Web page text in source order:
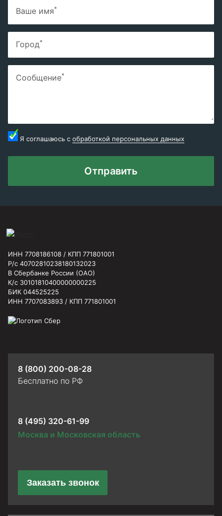
Ваше имя*
Город*
Сообщение*
Я соглашаюсь с обработкой персональных данных
Отправить
ИНН 7708186108 / КПП 771801001
Р/с 40702810238180132023
В Сбербанке России (ОАО)
К/с 30101810400000000225
БИК 044525225
ИНН 7707083893 / КПП 771801001
8 (800) 200-08-28
Бесплатно по РФ
8 (495) 320-61-99
Москва и Московская область
Заказать звонок